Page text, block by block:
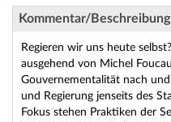
Kommentar/Beschreibung
Regieren wir uns heute
ausgehend von Michel
Gouvernementalität nach
und Regierung jenseits des
Fokus stehen Praktiken der